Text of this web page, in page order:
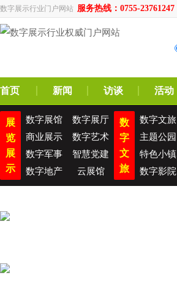
数字展示行业门户网站 服务热线：0755-23761247
首页 新闻 访谈 活动
展
览
展
示
数字展馆
数字展厅
商业展示
数字艺术
数字军事
智慧党建
数字地产
云展馆
数
字
文
旅
数字文旅
主题公园
特色小镇
数字影院